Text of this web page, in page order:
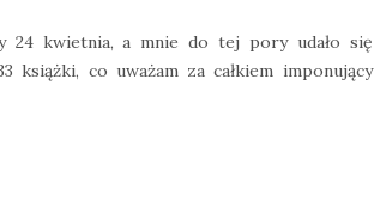
24 kwietnia, a mnie do tej pory udało się
książki, co uważam za całkiem imponujący